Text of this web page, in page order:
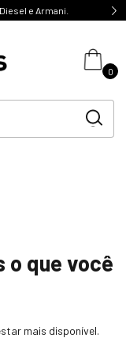
e Armani.
0
o que você
mais disponível.